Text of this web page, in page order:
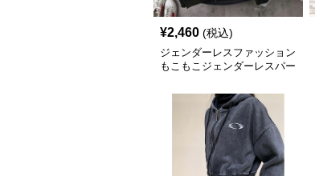
¥2,460 (税込)
ジェンダーレスファッション
もこもこジェンダーレスパー